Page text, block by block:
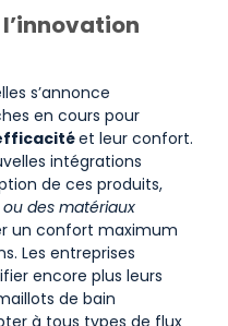
s’annonce
en cours pour
et leur confort.
intégrations
de ces produits,
des matériaux
un confort maximum
Les entreprises
encore plus leurs
de bain